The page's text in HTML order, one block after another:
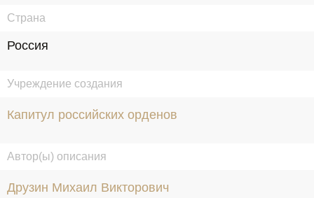
Страна
Россия
Учреждение создания
Капитул российских орденов
Автор(ы) описания
Друзин Михаил Викторович